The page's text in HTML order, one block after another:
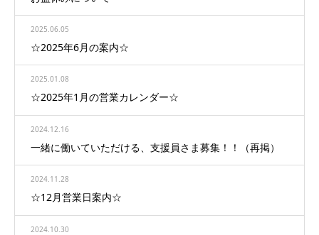
2025.06.05
☆2025年6月の案内☆
2025.01.08
☆2025年1月の営業カレンダー☆
2024.12.16
一緒に働いていただける、支援員さま募集！！（再掲）
2024.11.28
☆12月営業日案内☆
2024.10.30